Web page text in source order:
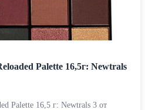
Palette 16,5г: Newtrals
Palette 16,5 г: Newtrals 3 от